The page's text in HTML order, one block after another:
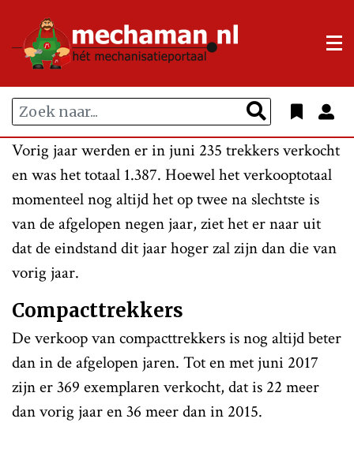
Vorig jaar werden er in juni 235 trekkers verkocht
en was het totaal 1.387. Hoewel het verkooptotaal
momenteel nog altijd het op twee na slechtste is
van de afgelopen negen jaar, ziet het er naar uit
dat de eindstand dit jaar hoger zal zijn dan die van
vorig jaar.
Compacttrekkers
De verkoop van compacttrekkers is nog altijd beter
dan in de afgelopen jaren. Tot en met juni 2017
zijn er 369 exemplaren verkocht, dat is 22 meer
dan vorig jaar en 36 meer dan in 2015.